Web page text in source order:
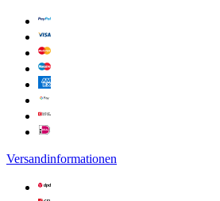
Versandinformationen